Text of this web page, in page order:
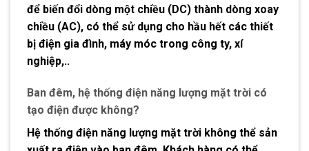
để biến đổi dòng một chiều (DC) thành dòng xoay
chiều (AC), có thể sử dụng cho hầu hết các thiết
bị điện gia đình, máy móc trong công ty, xí
nghiệp,..
Ban đêm, hệ thống điện năng lượng mặt trời có
tạo điện được không?
Hệ thống điện năng lượng mặt trời không thể sản